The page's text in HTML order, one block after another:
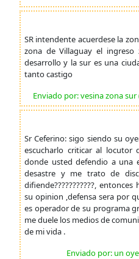
SR intendente acuerdese la
zona de Villaguay el
desarrollo y la sur es una
tanto castigo
Enviado por: vesina zona
Sr Ceferino: sigo siendo su
escucharlo criticar al locutor
donde usted defendio a una
desastre y me trato de
difiende???????????,
su opinion ,defensa sera por
es operador de su programa
me duele los medios de
de mi vida .
Enviado por: un